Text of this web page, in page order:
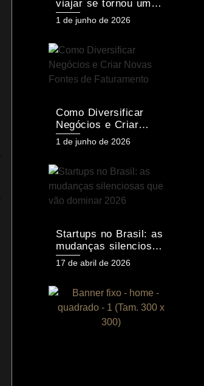
viajar se tornou uma
necessidade
emocional
Posted
1 de junho de 2026
Como Diversificar
Negócios e Criar
Novas Fontes de
Faturamento
Posted
1 de junho de 2026
Startups no Brasil: as
mudanças silenciosas
que vão dominar 2026
Posted
17 de abril de 2026